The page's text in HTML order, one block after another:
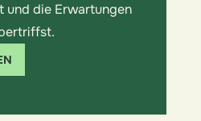
und die Erwartungen